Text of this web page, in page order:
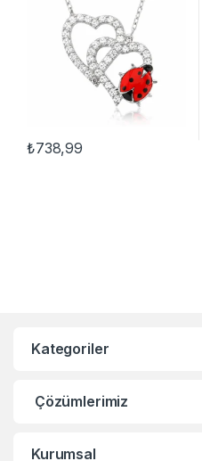
₺738,99
Kategoriler
Çözümlerimiz
Kurumsal